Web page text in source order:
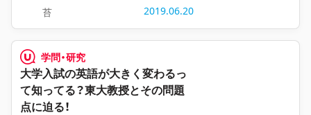
苔 2019.06.20
学問・研究
大学入試の英語が大きく変わるっ
て知ってる？東大教授とその問題
点に迫る！